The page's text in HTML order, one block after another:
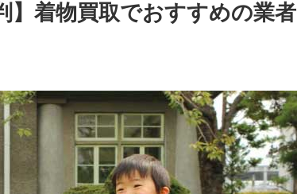
】着物買取でおすすめの業者